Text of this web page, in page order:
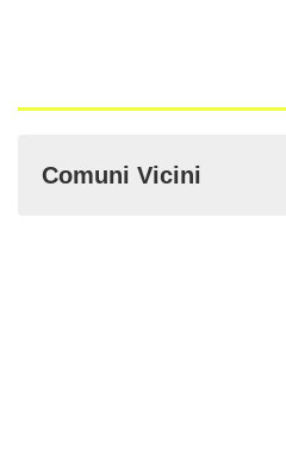
Comuni Vicini